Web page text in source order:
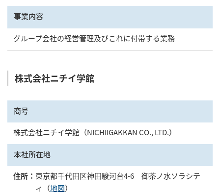
事業内容
グループ会社の経営管理及びこれに付帯する業務
株式会社ニチイ学館
商号
株式会社ニチイ学館（NICHIIGAKKAN CO., LTD.）
本社所在地
住所： 東京都千代田区神田駿河台4-6 御茶ノ水ソラシテ
ィ（地図）